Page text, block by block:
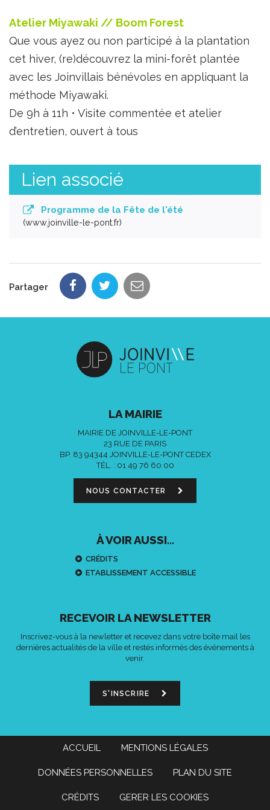
Atelier Miyawaki // Boom Forest
Que vous ayez ou non participé à la plantation
cet hiver, (re)découvrez la mini-forêt plantée
avec les Joinvillais bénévoles en appliquant la
méthode Miyawaki.
De 9h à 11h • Visite commentée et atelier
d’entretien, ouvert à tous
Lien associé
Programme de la Fête de l'été
www.joinville-le-pont.fr
Partager
LA MAIRIE
MAIRIE DE JOINVILLE-LE-PONT
23 RUE DE PARIS
BP. 83 94344 JOINVILLE-LE-PONT CEDEX
TÉL. : 01 49 76 60 00
NOUS CONTACTER
À VOIR AUSSI...
CRÉDITS
ETABLISSEMENT ACCESSIBLE
RECEVOIR LA NEWSLETTER
Inscrivez-vous à la newletter et recevez dans votre boîte mail les
dernières actualités de la ville et restés informés des événements à
venir.
S'INSCRIRE
ACCUEIL MENTIONS LÉGALES
DONNÉES PERSONNELLES PLAN DU SITE
CRÉDITS GERER LES COOKIES